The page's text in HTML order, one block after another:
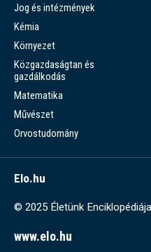
Jog és intézmények
Kémia
Környezet
Közgazdaságtan és
gazdálkodás
Matematika
Művészet
Orvostudomány
Elo.hu
© 2025 Életünk
www.elo.hu